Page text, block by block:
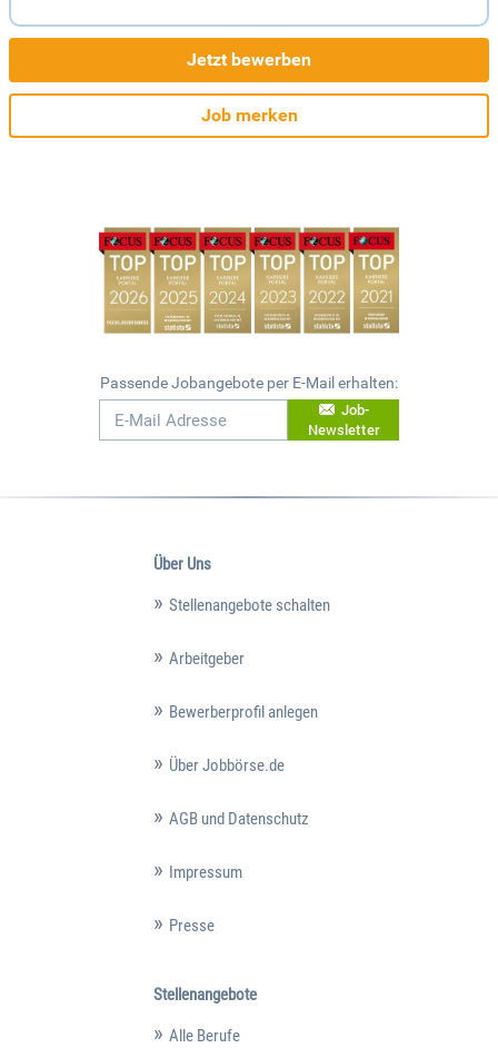
Jetzt bewerben
Job merken
Passende Jobangebote per E-Mail erhalten:
Job-
Newsletter
Über Uns
Stellenangebote schalten
Arbeitgeber
Bewerberprofil anlegen
Über Jobbörse.de
AGB und Datenschutz
Impressum
Presse
Stellenangebote
Alle Berufe